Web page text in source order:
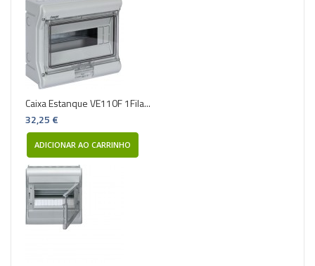
Caixa Estanque VE110F 1Fila...
32,25 €
ADICIONAR AO CARRINHO